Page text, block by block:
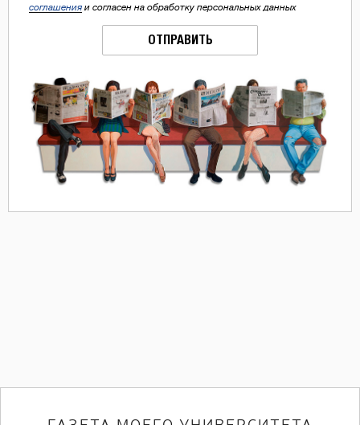
соглашения и согласен на обработку персональных данных
ОТПРАВИТЬ